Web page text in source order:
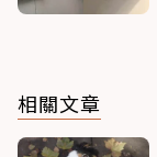
相關文章